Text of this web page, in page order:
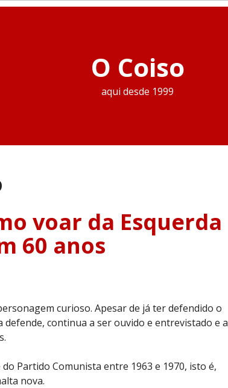
O Coiso
aqui desde 1999
voar da Esquerda
60 anos
curioso. Apesar de já ter defendido o
continua a ser ouvido e entrevistado e a
Partido Comunista entre 1963 e 1970, isto é,
nova.